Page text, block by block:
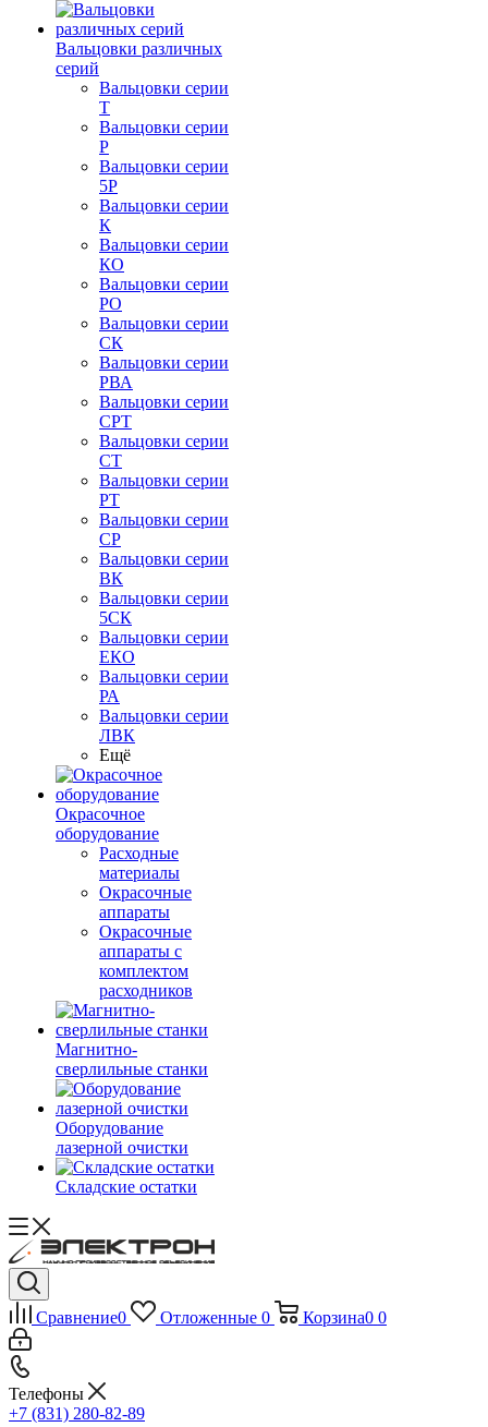
Вальцовки различных
серий
Вальцовки серии
Т
Вальцовки серии
Р
Вальцовки серии
5Р
Вальцовки серии
К
Вальцовки серии
КО
Вальцовки серии
РО
Вальцовки серии
СК
Вальцовки серии
РВА
Вальцовки серии
СРТ
Вальцовки серии
СТ
Вальцовки серии
РТ
Вальцовки серии
СР
Вальцовки серии
ВК
Вальцовки серии
5СК
Вальцовки серии
ЕКО
Вальцовки серии
РА
Вальцовки серии
ЛВК
Ещё
Окрасочное
оборудование
Расходные
материалы
Окрасочные
аппараты
Окрасочные
аппараты с
комплектом
расходников
Магнитно-
сверлильные станки
Оборудование
лазерной очистки
Складские остатки
Сравнение0 Отложенные 0 Корзина0 0
Телефоны
+7 (831) 280-82-89